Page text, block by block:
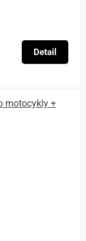
Detail
motocykly +